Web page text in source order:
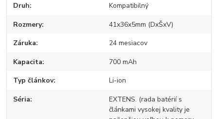
Druh Kompatibilný
Rozmery 41x36x5mm (DxŠxV)
Záruka 24 mesiacov
Kapacita 700 mAh
Typ článkov Li-ion
Séria
EXTENS. (rada batérií s
článkami vysokej kvality je